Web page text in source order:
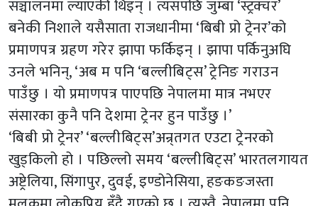
सञ्चालनमा ल्याएकी थिइन् । त्यसपछि जुम्बा ‘स्ट्रक्चर’
बनेकी निशाले यसैसाता राजधानीमा ‘बिबी प्रो ट्रेनर’को
प्रमाणपत्र ग्रहण गरेर झापा फर्किइन् । झापा पर्किनुअघि
उनले भनिन्, ‘अब म पनि ‘बल्लीबिट्स’ ट्रेनिङ गराउन
पाउँछु । यो प्रमाणपत्र पाएपछि नेपालमा मात्र नभएर
संसारका कुनै पनि देशमा ट्रेनर हुन पाउँछु ।’
‘बिबी प्रो ट्रेनर’ ‘बल्लीबिट्स’अन्र्तगत एउटा ट्रेनरको
खुड्किलो हो । पछिल्लो समय ‘बल्लीबिट्स’ भारतलगायत
अष्ट्रेलिया, सिंगापुर, दुवई, इण्डोनेसिया, हङकङजस्ता